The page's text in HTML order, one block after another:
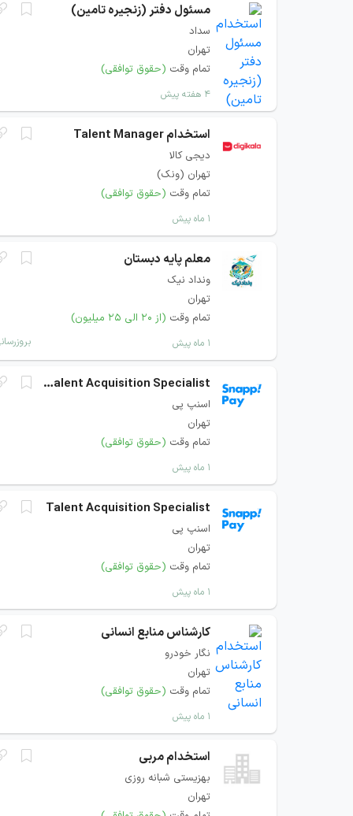
مسئول دفتر (زنجیره تامین)
سداد
تهران
تمام وقت (حقوق توافقی)
۴ هفته پیش
استخدام Talent Manager
دیجی کالا
تهران (ونک)
تمام وقت (حقوق توافقی)
۱ ماه پیش
معلم پایه دبستان
ونداد نیک
تهران
تمام وقت (از ۲۰ الی ۲۵ میلیون)
۱ ماه پیش
Junior Talent Acquisition Specialist
اسنپ پی
تهران
تمام وقت (حقوق توافقی)
۱ ماه پیش
Talent Acquisition Specialist
اسنپ پی
تهران
تمام وقت (حقوق توافقی)
۱ ماه پیش
کارشناس منابع انسانی
نگار خودرو
تهران
تمام وقت (حقوق توافقی)
۱ ماه پیش
استخدام مربی
بهزیستی شبانه روزی
تهران